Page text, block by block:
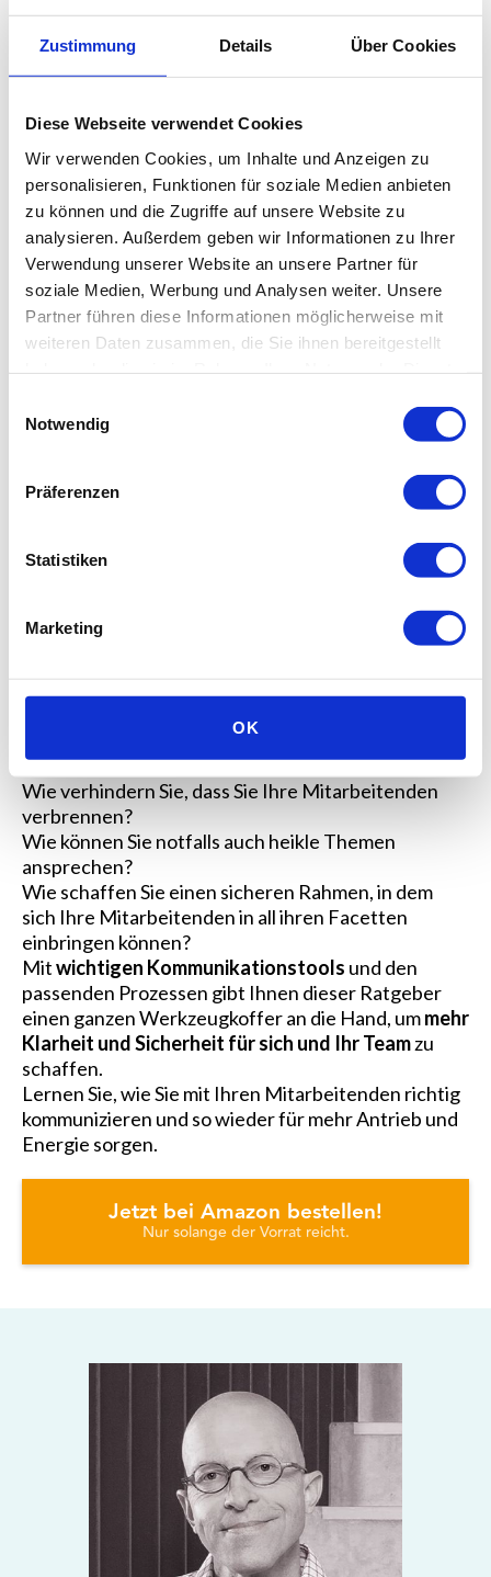
Zustimmung Details Über Cookies
Diese Webseite verwendet Cookies
Wir verwenden Cookies, um Inhalte und Anzeigen zu
personalisieren, Funktionen für soziale Medien anbieten
zu können und die Zugriffe auf unsere Website zu
analysieren. Außerdem geben wir Informationen zu Ihrer
Verwendung unserer Website an unsere Partner für
soziale Medien, Werbung und Analysen weiter. Unsere
Partner führen diese Informationen möglicherweise mit
weiteren Daten zusammen, die Sie ihnen bereitgestellt
Cookies, wenn Sie unsere Webseite weiterhin nutzen.
Notwendig
Präferenzen
Statistiken
Marketing
OK
Wie genau hilft das Buch?
Um langfristig erfolgreich und gesund
Ihre Mitarbeitenden integrieren und
Wie verhalten Sie sich als gute Führungskraft
richtig?
Wie verhindern Sie, dass Sie Ihre Mitarbeitenden
verbrennen?
Wie können Sie notfalls auch heikle Themen
ansprechen?
Wie schaffen Sie einen sicheren Rahmen, in dem
sich Ihre Mitarbeitenden in all ihren Facetten
einbringen können?
Mitwichtigen Kommunikationstools und den
passenden Prozessen gibt Ihnen dieser Ratgeber
einen ganzen Werkzeugkoffer an die Hand, ummehr
Klarheit und Sicherheit für sich und Ihr Teamzu
schaffen.
Lernen Sie, wie Sie mit Ihren Mitarbeitenden richtig
kommunizieren und so wieder für mehr Antrieb und
Energie sorgen.
Jetzt bei Amazon bestellen!
Nur solange der Vorrat reicht.